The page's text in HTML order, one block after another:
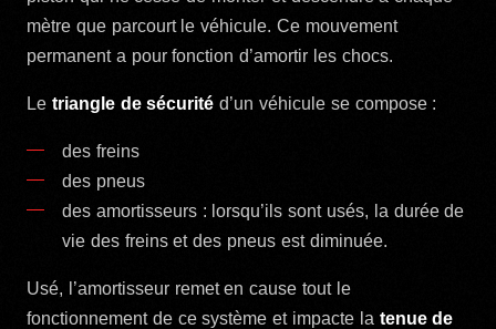
mètre que parcourt le véhicule. Ce mouvement
permanent a pour fonction d’amortir les chocs.
Le triangle de sécurité d’un véhicule se compose :
des freins
des pneus
des amortisseurs : lorsqu’ils sont usés, la durée de
vie des freins et des pneus est diminuée.
Usé, l’amortisseur remet en cause tout le
fonctionnement de ce système et impacte la tenue de